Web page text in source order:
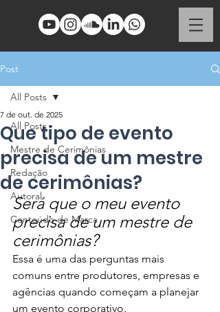
Post
All Posts
Mestre de Cerimônias
Redação
Autoral
Conteúdo de Marca
All Posts
Que tipo de evento
precisa de um mestre
de cerimônias?
7 de out. de 2025
Será que o meu evento
precisa de um mestre de
cerimônias?
Essa é uma das perguntas mais
comuns entre produtores, empresas e
agências quando começam a planejar
um evento corporativo.